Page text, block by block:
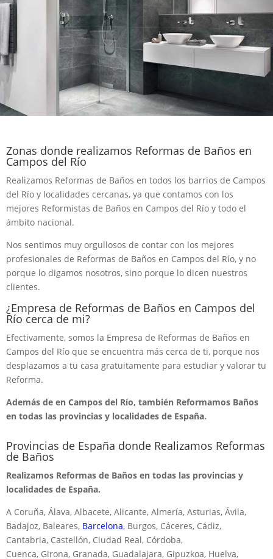
Zonas donde realizamos Reformas de Baños en
Campos del Río
Realizamos Reformas de Baños en todos los barrios de Campos
del Río y localidades cercanas, ya que contamos con los
mejores Reformistas de Baños en Campos del Río y todo el
ámbito nacional.
Nos sentimos muy orgullosos de contar con los mejores
profesionales de Reformas de Baños en Campos del Río, y no
porque lo digamos nosotros, sino porque lo dicen nuestros
clientes.
¿Empresa de Reformas de Baños en Campos del
Río cerca de mi?
Efectivamente, somos la Empresa de Reformas de Baños en
Campos del Río que se encuentra más cerca de ti, porque nos
desplazamos a tu casa gratuitamente para estudiar y valorar tu
Reforma.
Además de en Campos del Río, también Reformamos Baños
en todas las provincias y localidades de España.
Provincias de España donde Realizamos Reformas
de Baños
Realizamos Reformas de Baños en todas las provincias y
localidades de España.
A Coruña, Álava, Albacete, Alicante, Almería, Asturias, Ávila,
Badajoz, Baleares, Barcelona, Burgos, Cáceres, Cádiz,
Cantabria, Castellón, Ciudad Real, Córdoba,
Cuenca, Girona, Granada, Guadalajara, Gipuzkoa, Huelva,